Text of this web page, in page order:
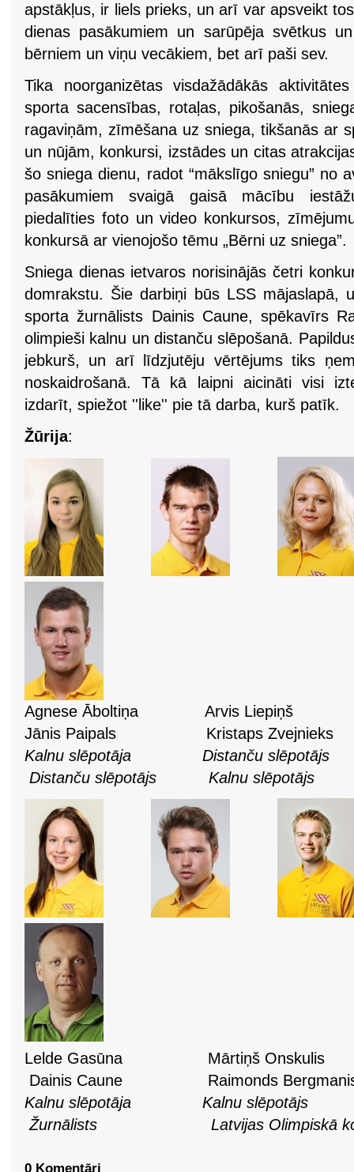
apstākļus, ir liels prieks, un arī var apsveikt
dienas pasākumiem un sarūpēja svētkus
bērniem un viņu vecākiem, bet arī paši sev.
Tika noorganizētas visdažādākās
sporta sacensības, rotaļas, pikošanās,
ragaviņām, zīmēšana uz sniega, tikšanās ar
un nūjām, konkursi, izstādes un citas
šo sniega dienu, radot “mākslīgo sniegu” no
pasākumiem svaigā gaisā mācību
piedalīties foto un video konkursos,
konkursā ar vienojošo tēmu „Bērni uz sniega”.
Sniega dienas ietvaros norisinājās četri
domrakstu. Šie darbiņi būs LSS mājaslapā,
sporta žurnālists Dainis Caune, spēkavīrs
olimpieši kalnu un distanču slēpošanā.
jebkurš, un arī līdzjutēju vērtējums tiks
noskaidrošanā. Tā kā laipni aicināti visi
izdarīt, spiežot ''like'' pie tā darba, kurš patīk.
Žūrija:
Agnese Āboltiņa Arvis
Jānis Paipals Kristaps Zvejnieks
Kalnu slēpotāja Distanču
Distanču slēpotājs Kalnu slēpotājs
Lelde Gasūna Mārtiņš
Dainis Caune Raimonds
Kalnu slēpotāja
Kalnu slēpotājs
Žurnālists Latvijas Olimpiskā
0 Komentāri